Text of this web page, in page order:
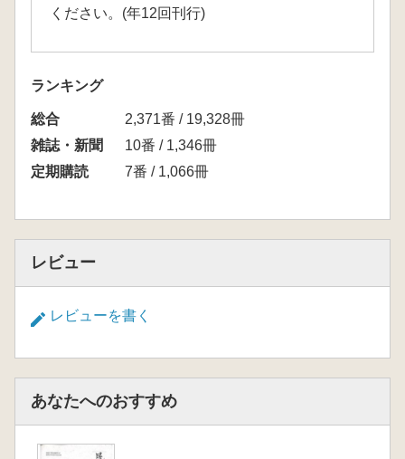
ください。(年12回刊行)
ランキング
総合
2,371番 / 19,328冊
雑誌・新聞
10番 / 1,346冊
定期購読
7番 / 1,066冊
レビュー
レビューを書く
あなたへのおすすめ